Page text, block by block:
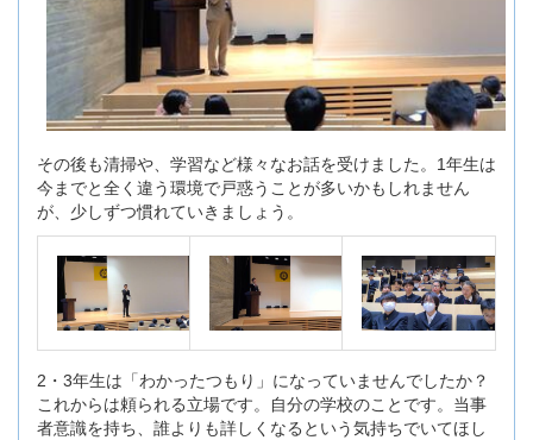
その後も清掃や、学習など様々なお話を受けました。1年生は
今までと全く違う環境で戸惑うことが多いかもしれません
が、少しずつ慣れていきましょう。
2・3年生は「わかったつもり」になっていませんでしたか？
これからは頼られる立場です。自分の学校のことです。当事
者意識を持ち、誰よりも詳しくなるという気持ちでいてほし